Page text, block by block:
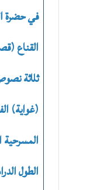
في حضرة
القناع
ثلاثة
(غواية)
المسرحية
الطول